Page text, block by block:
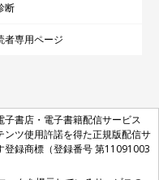
断
者専用ページ
子書店・電子書籍配信サービス
ンツ使用許諾を得た正規版配信サ
登録商標（登録番号 第11091003